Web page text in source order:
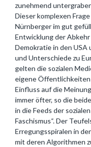
zunehmend
Dieser komplexen
Nürnberger im gut
Entwicklung der
Demokratie in den
und Unterschiede zu
gelten die sozialen
eigene Öffentlichkeiten
Einfluss auf die
immer öfter, so die
in die Feeds der
Faschismus“. Der
Erregungsspiralen in
mit deren Algorithmen